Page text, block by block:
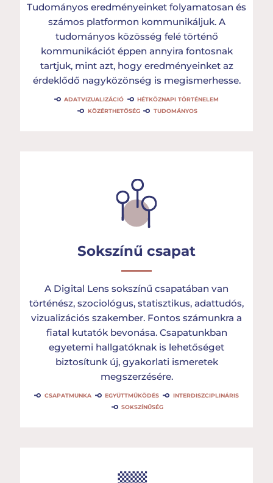
Tudományos eredményeinket folyamatosan és
számos platformon kommunikáljuk. A
tudományos közösség felé történő
kommunikációt éppen annyira fontosnak
tartjuk, mint azt, hogy eredményeinket az
érdeklődő nagyközönség is megismerhesse.
ADATVIZUALIZÁCIÓ
HÉTKÖZNAPI TÖRTÉNELEM
KÖZÉRTHETŐSÉG
TUDOMÁNYOS
Sokszínű csapat
A Digital Lens sokszínű csapatában van
történész, szociológus, statisztikus, adattudós,
vizualizációs szakember. Fontos számunkra a
fiatal kutatók bevonása. Csapatunkban
egyetemi hallgatóknak is lehetőséget
biztosítunk új, gyakorlati ismeretek
megszerzésére.
CSAPATMUNKA EGYÜTTMŰKÖDÉS
INTERDISZCIPLINÁRIS
SOKSZÍNŰSÉG